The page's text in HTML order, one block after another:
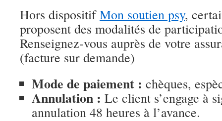
Hors dispositifMon soutien psy,
proposent des modalités de
Renseignez-vous auprès de votre
(facture sur demande)
Mode de paiement : chèques,
Annulation : Le client s’engage à
annulation 48 heures à l’avance.